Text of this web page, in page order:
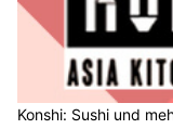
Konshi: Sushi und